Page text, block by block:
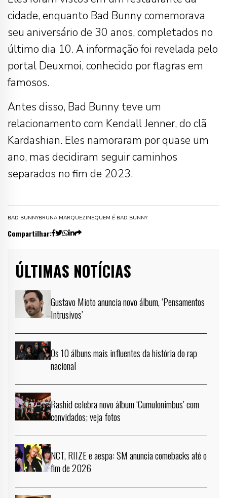
cidade, enquanto Bad Bunny comemorava
seu aniversário de 30 anos, completados no
último dia 10. A informação foi revelada pelo
portal Deuxmoi, conhecido por flagras em
famosos.
Antes disso, Bad Bunny teve um
relacionamento com Kendall Jenner, do clã
Kardashian. Eles namoraram por quase um
ano, mas decidiram seguir caminhos
separados no fim de 2023.
BAD BUNNYBRUNA MARQUEZINEQUEM É BAD BUNNY
Compartilhar:
ÚLTIMAS NOTÍCIAS
Gustavo Mioto anuncia novo álbum, ‘Pensamentos
Intrusivos’
Os 10 álbuns mais influentes da história do rap
nacional
Rashid celebra novo álbum ‘Cumulonimbus’ com
convidados; veja fotos
NCT, RIIZE e aespa: SM anuncia comebacks até o
fim de 2026